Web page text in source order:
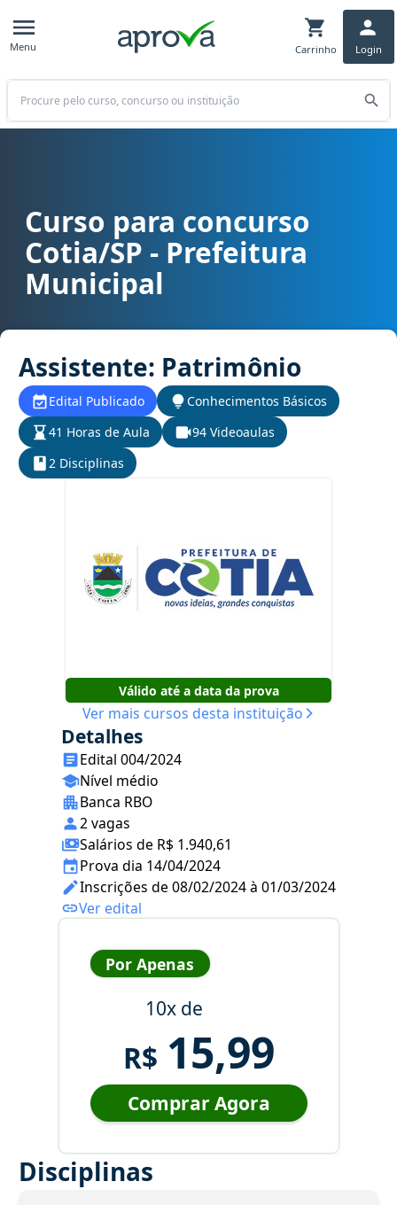
Menu Carrinho Login
Buscar
Curso para concurso Cotia/SP - Prefeitura Municipal cargo
Curso para concurso
Cotia/SP - Prefeitura
Municipal
Assistente: Patrimônio
Edital Publicado
Conhecimentos Básicos
41 Horas de Aula
94 Videoaulas
2 Disciplinas
Válido até a data da prova
Ver mais cursos desta instituição
Detalhes
Edital 004/2024
Nível médio
Banca RBO
2 vagas
Salários de R$ 1.940,61
Prova dia 14/04/2024
Inscrições de 08/02/2024 à 01/03/2024
Ver edital
Por Apenas
10x de
R$ 15,99
Comprar Agora
Disciplinas